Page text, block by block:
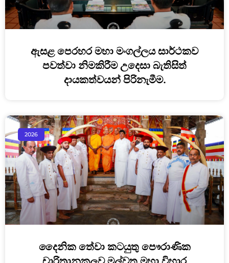
ඇසළ පෙරහර මහා මංගල්ලය සාර්ථකව
පවත්වා නිමකිරීම උදෙසා බැතිසිත්
දායකත්වයන් පිරිනැමීම.
2026
දෛනික තේවා කටයුතු පෞරාණික